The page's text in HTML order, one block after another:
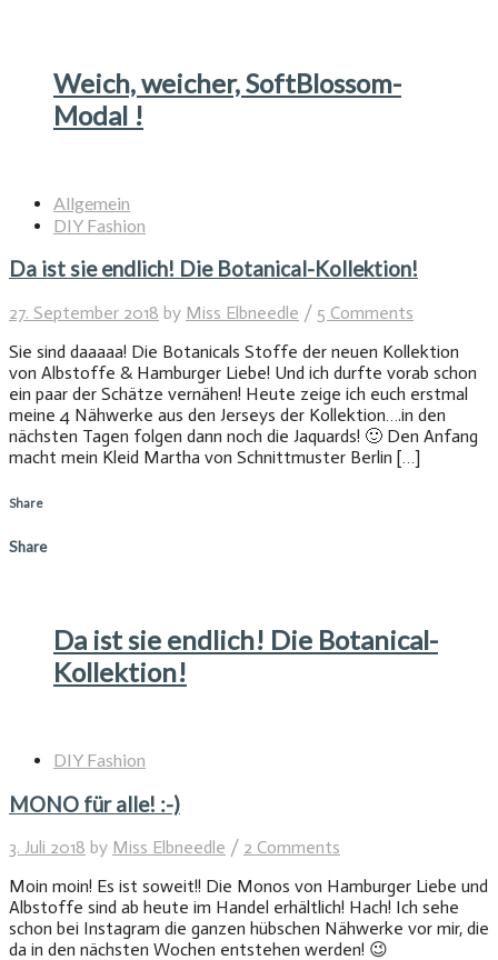
Weich, weicher, SoftBlossom-
Modal !
Allgemein
DIY Fashion
Da ist sie endlich! Die Botanical-Kollektion!
27. September 2018 by Miss Elbneedle / 5 Comments
Sie sind daaaaa! Die Botanicals Stoffe der neuen Kollektion
von Albstoffe & Hamburger Liebe! Und ich durfte vorab schon
ein paar der Schätze vernähen! Heute zeige ich euch erstmal
meine 4 Nähwerke aus den Jerseys der Kollektion….in den
nächsten Tagen folgen dann noch die Jaquards! 🙂 Den Anfang
macht mein Kleid Martha von Schnittmuster Berlin […]
Share
Share
Da ist sie endlich! Die Botanical-
Kollektion!
DIY Fashion
MONO für alle! :-)
3. Juli 2018 by Miss Elbneedle / 2 Comments
Moin moin! Es ist soweit!! Die Monos von Hamburger Liebe und
Albstoffe sind ab heute im Handel erhältlich! Hach! Ich sehe
schon bei Instagram die ganzen hübschen Nähwerke vor mir, die
da in den nächsten Wochen entstehen werden! 😉